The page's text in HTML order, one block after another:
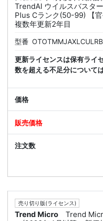
TrendAI ウイルスバスタ
Plus Cランク(50-99) 【官
複数年更新2年目
型番
更新ライセンスは保有ライ
数を超える不足分について
売り切り版(ライセンス)
Trend Micro
Trend